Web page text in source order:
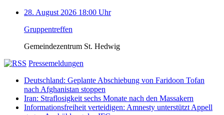
28. August 2026 18:00 Uhr
Gruppentreffen
Gemeindezentrum St. Hedwig
Pressemeldungen
Deutschland: Geplante Abschiebung von Faridoon Tofan
nach Afghanistan stoppen
Iran: Straflosigkeit sechs Monate nach den Massakern
Informationsfreiheit verteidigen: Amnesty unterstützt Appell